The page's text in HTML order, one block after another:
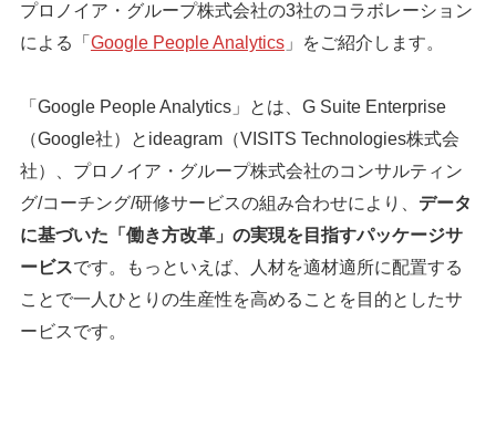
プロノイア・グループ株式会社の3社のコラボレーション
による「 Google People Analytics」をご紹介します。
「Google People Analytics」とは、G Suite Enterprise
（Google社）とideagram（VISITS Technologies株式会
社）、プロノイア・グループ株式会社のコンサルティン
グ/コーチング/研修サービスの組み合わせにより、 データ
に基づいた「働き方改革」の実現を目指すパッケージサ
ービスです。もっといえば、人材を適材適所に配置する
ことで一人ひとりの生産性を高めることを目的としたサ
ービスです。